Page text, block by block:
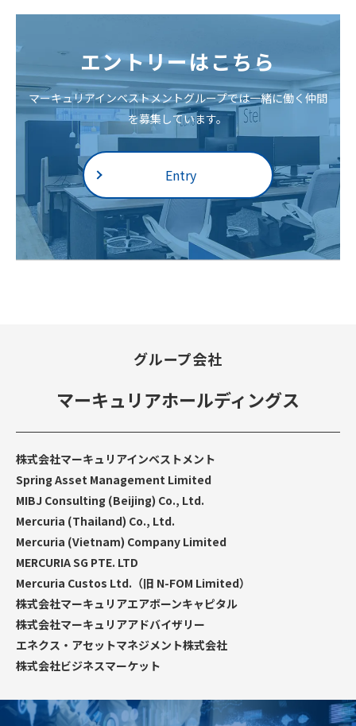
エントリーはこちら
マーキュリアインベストメントグループでは一緒に働く仲間
を募集しています。
Entry
グループ会社
マーキュリアホールディングス
株式会社マーキュリアインベストメント
Spring Asset Management Limited
MIBJ Consulting (Beijing) Co., Ltd.
Mercuria (Thailand) Co., Ltd.
Mercuria (Vietnam) Company Limited
MERCURIA SG PTE. LTD
Mercuria Custos Ltd.（旧 N-FOM Limited）
株式会社マーキュリアエアボーンキャピタル
株式会社マーキュリアアドバイザリー
エネクス・アセットマネジメント株式会社
株式会社ビジネスマーケット